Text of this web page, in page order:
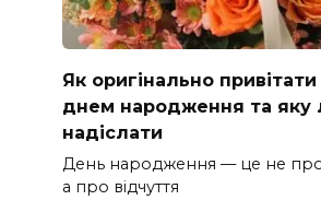
Як оригінально привітати
днем народження та яку
надіслати
День народження — це не про
а про відчуття